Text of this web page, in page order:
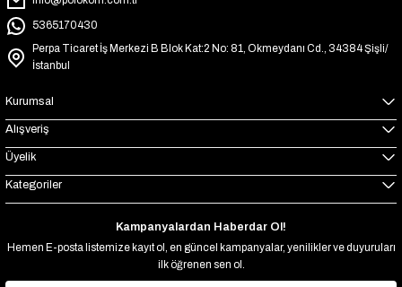
5365170430
Perpa Ticaret İş Merkezi B Blok Kat:2 No: 81, Okmeydanı Cd., 34384 Şişli/
İstanbul
Kurumsal
Alışveriş
Üyelik
Kategoriler
Kampanyalardan Haberdar Ol!
Hemen E-posta listemize kayıt ol, en güncel kampanyalar, yenilikler ve duyuruları
ilk öğrenen sen ol.